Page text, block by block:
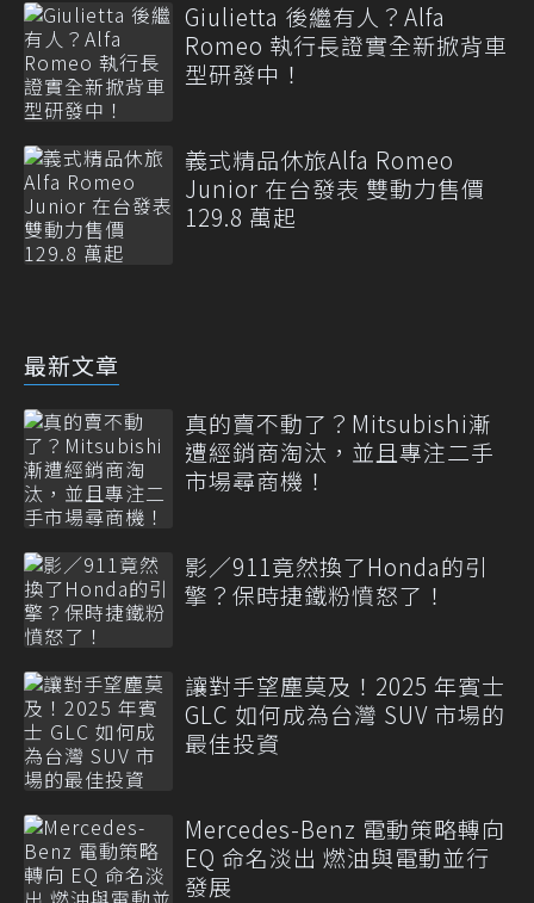
Giulietta 後繼有人？Alfa
Romeo 執行長證實全新掀背車
型研發中！
義式精品休旅Alfa Romeo
Junior 在台發表 雙動力售價
129.8 萬起
最新文章
真的賣不動了？Mitsubishi漸
遭經銷商淘汰，並且專注二手
市場尋商機！
影／911竟然換了Honda的引
擎？保時捷鐵粉憤怒了！
讓對手望塵莫及！2025 年賓士
GLC 如何成為台灣 SUV 市場的
最佳投資
Mercedes-Benz 電動策略轉向
EQ 命名淡出 燃油與電動並行
發展